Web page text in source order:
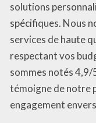
solutions
spécifiques. Nous
services de haute
respectant vos
sommes notés
témoigne de notre
engagement